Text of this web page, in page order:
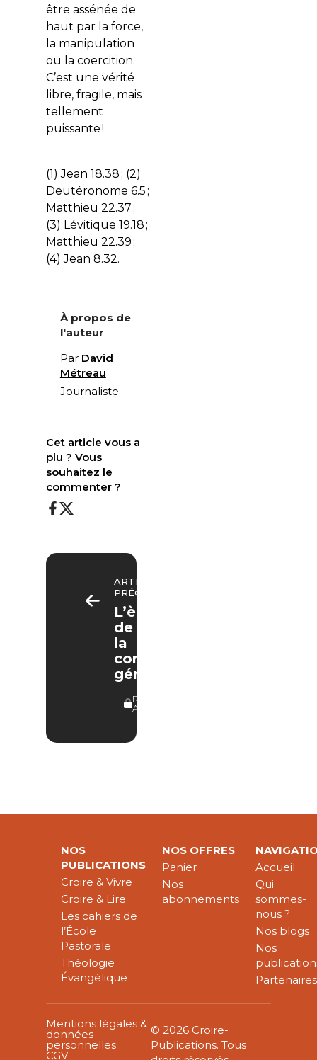
être assénée de
haut par la force,
la manipulation
ou la coercition.
C’est une vérité
libre, fragile, mais
tellement
puissante !
(1) Jean 18.38 ; (2)
Deutéronome 6.5 ;
Matthieu 22.37 ;
(3) Lévitique 19.18 ;
Matthieu 22.39 ;
(4) Jean 8.32.
À propos de
l'auteur
Par David
Métreau
Journaliste
Cet article vous a
plu ? Vous
souhaitez le
commenter ?
ARTICLE
PRÉCÉDENT
L’ère
de
la
contrefaçon
généralisée
RÉSERVÉ
ABONNÉS
NOS
PUBLICATIONS
Croire & Vivre
Croire & Lire
Les cahiers de
l’École
Pastorale
Théologie
Évangélique
NOS OFFRES
Panier
Nos
abonnements
Accueil
Qui
sommes-
nous ?
Nos blogs
Nos
Partenaires
Mentions légales &
données
personnelles
CGV
© 2026 Croire-
Publications. Tous